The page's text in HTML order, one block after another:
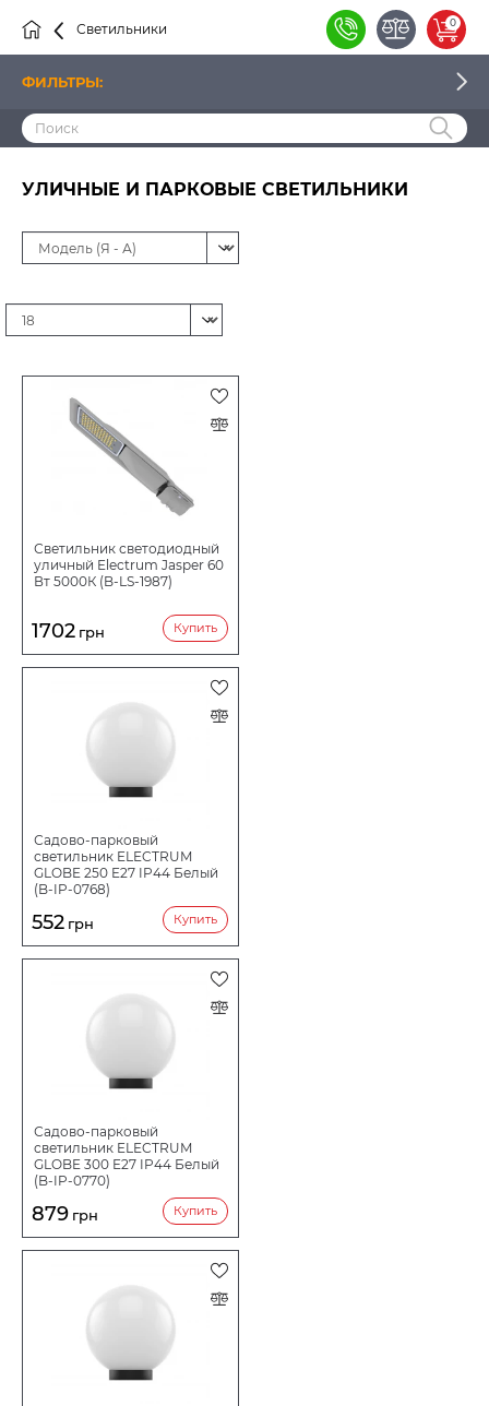
0
Светильники
Уличные
УЛИЧНЫЕ И ПАРКОВЫЕ СВЕТИЛЬНИКИ
Светильник светодиодный
уличный Electrum Jasper 60
Вт 5000К (B-LS-1987)
1702 грн Купить
Садово-парковый
светильник ELECTRUM
GLOBE 250 E27 IP44 Белый
(B-IP-0768)
552 грн Купить
Садово-парковый
светильник ELECTRUM
GLOBE 300 E27 IP44 Белый
(B-IP-0770)
879 грн Купить
ФИЛЬТРЫ:
ЦЕНА
СПОСОБ МОНТАЖА
ДИАМЕТР (ШИРИНА), ММ
МОДЕЛЬ СВЕТИЛЬНИКА
НАПРЯЖЕНИЕ В